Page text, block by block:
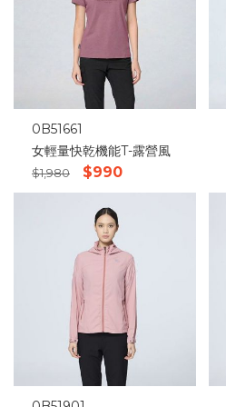
0B51661
女輕量快乾機能T-露營風
$1,980 $990